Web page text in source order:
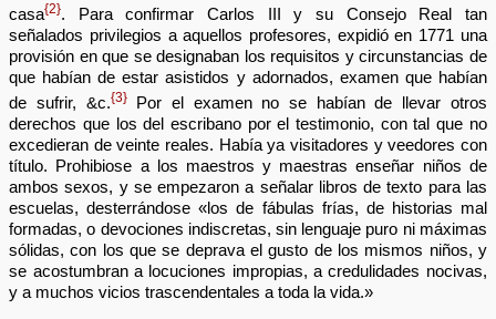
casa{2}. Para confirmar Carlos III y su Consejo Real tan
señalados privilegios a aquellos profesores, expidió en 1771 una
provisión en que se designaban los requisitos y circunstancias de
que habían de estar asistidos y adornados, examen que habían
de sufrir, &c.{3}Por el examen no se habían de llevar otros
derechos que los del escribano por el testimonio, con tal que no
excedieran de veinte reales. Había ya visitadores y veedores con
título. Prohibiose a los maestros y maestras enseñar niños de
ambos sexos, y se empezaron a señalar libros de texto para las
escuelas, desterrándose «los de fábulas frías, de historias mal
formadas, o devociones indiscretas, sin lenguaje puro ni máximas
sólidas, con los que se deprava el gusto de los mismos niños, y
se acostumbran a locuciones impropias, a credulidades nocivas,
y a muchos vicios trascendentales a toda la vida.»